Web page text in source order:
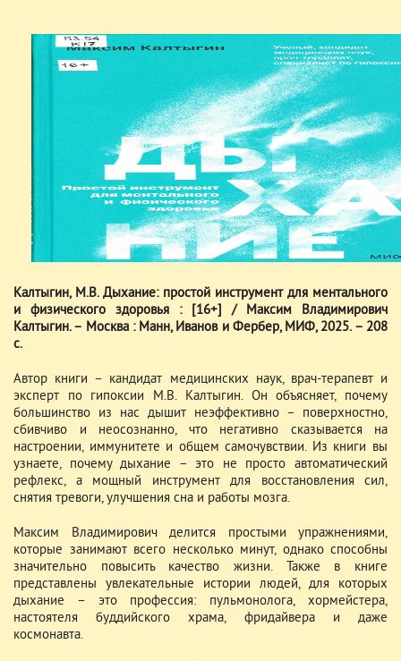
Калтыгин, М.В. Дыхание: простой инструмент для ментального
и физического здоровья : [16+] / Максим Владимирович
Калтыгин. – Москва : Манн, Иванов и Фербер, МИФ, 2025. – 208
с.
Автор книги – кандидат медицинских наук, врач-терапевт и
эксперт по гипоксии М.В. Калтыгин. Он объясняет, почему
большинство из нас дышит неэффективно – поверхностно,
сбивчиво и неосознанно, что негативно сказывается на
настроении, иммунитете и общем самочувствии. Из книги вы
узнаете, почему дыхание – это не просто автоматический
рефлекс, а мощный инструмент для восстановления сил,
снятия тревоги, улучшения сна и работы мозга.
Максим Владимирович делится простыми упражнениями,
которые занимают всего несколько минут, однако способны
значительно повысить качество жизни. Также в книге
представлены увлекательные истории людей, для которых
дыхание – это профессия: пульмонолога, хормейстера,
настоятеля буддийского храма, фридайвера и даже
космонавта.